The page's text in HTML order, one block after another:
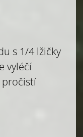
s 1/4 lžičky
vyléčí
pročistí